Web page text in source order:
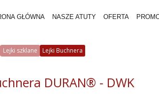
GŁÓWNA NASZE ATUTY OFERTA
Lejki szklane Lejki Buchnera
DURAN® - DWK